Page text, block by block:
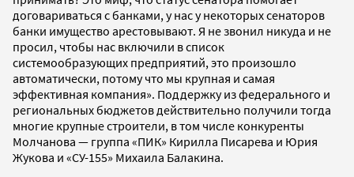
договариваться с банками, у нас у некоторых сенаторов
банки имущество арестовывают. Я не звонил никуда и не
просил, чтобы нас включили в список
системообразующих предприятий, это произошло
автоматически, потому что мы крупная и самая
эффективная компания». Поддержку из федерального и
региональных бюджетов действительно получили тогда
многие крупные строители, в том числе конкуренты
Молчанова — группа «ПИК» Кирилла Писарева и Юрия
Жукова и «СУ-155» Михаила Балакина.